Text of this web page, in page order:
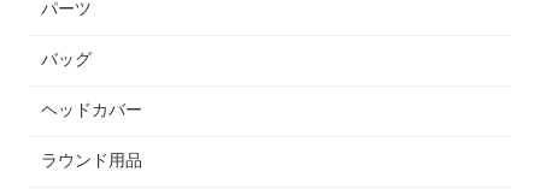
パーツ
バッグ
ヘッドカバー
ラウンド用品